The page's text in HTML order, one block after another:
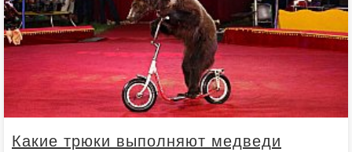
Какие трюки выполняют медведи